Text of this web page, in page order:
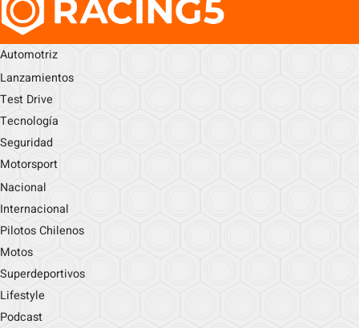
Automotriz
Lanzamientos
Test Drive
Tecnología
Seguridad
Motorsport
Nacional
Internacional
Pilotos Chilenos
Motos
Superdeportivos
Lifestyle
Podcast